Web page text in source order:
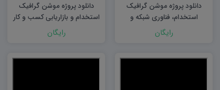
دانلود پروژه موشن گرافیک
استخدام، فناوری شبکه و
بازاریابی کسب و کار
رایگان
دانلود پروژه موشن گرافیک
استخدام و بازاریابی کسب و کار
رایگان